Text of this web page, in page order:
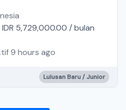
IDR 5,729,000.00 /bulan
9 hours ago
Lulusan Baru / Junior